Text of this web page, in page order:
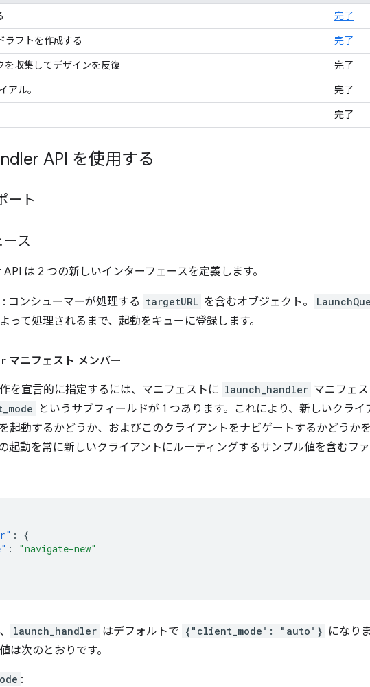
完了
ラフトを作成する
完了
を収集してデザインを反復
完了
アル。
完了
完了
API を使用する
ート
ス
は 2 つの新しいインターフェースを定義します。
: コンシューマーが処理する targetURL を含むオブジェクト。
って処理されるまで、起動をキューに登録します。
マニフェスト メンバー
を宣言的に指定するには、マニフェストに launch_handler マニフェ
というサブフィールドが 1 つあります。これにより、新しいクラ
起動するかどうか、およびこのクライアントをナビゲートするかどうか
起動を常に新しいクライアントにルーティングするサンプル値を含むフ
:
{
:
"navigate-new"
launch_handler はデフォルトで {"client_mode": "auto"} になり
は次のとおりです。
: